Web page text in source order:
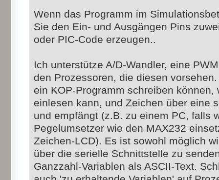
Wenn das Programm im
Sie den Ein- und Ausgängen Pins
oder PIC-Code erzeugen..
Ich unterstütze A/D-Wandler, eine
den Prozessoren, die diesen
ein KOP-Programm schreiben
einlesen kann, und Zeichen über eine
und empfängt (z.B. zu einem PC, falls
Pegelumsetzer wie den MAX232
Zeichen-LCD). Es ist sowohl möglich
über die serielle Schnittstelle zu
Ganzzahl-Variablen als ASCII-Text.